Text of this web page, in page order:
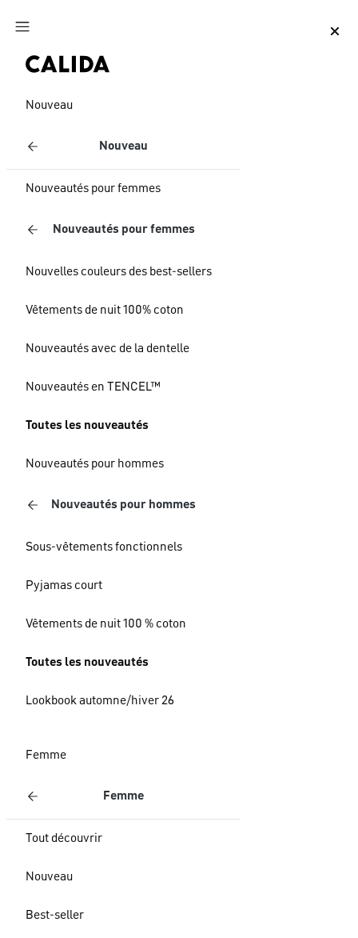
Aller au contenu principal
Nouveau
Nouveau
Nouveautés pour femmes
Nouveautés pour femmes
Nouvelles couleurs des best-sellers
Vêtements de nuit 100% coton
Nouveautés avec de la dentelle
Nouveautés en TENCEL™
Toutes les nouveautés
Nouveautés pour hommes
Nouveautés pour hommes
Sous-vêtements fonctionnels
Pyjamas court
Vêtements de nuit 100 % coton
Toutes les nouveautés
Lookbook automne/hiver 26
Femme
Femme
Tout découvrir
Nouveau
Best-seller